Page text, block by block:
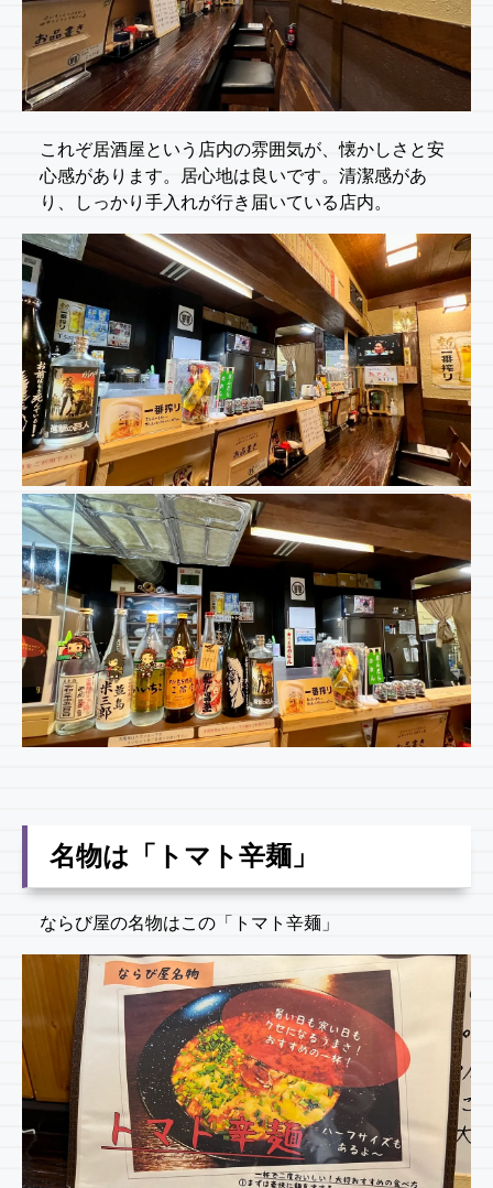
これぞ居酒屋という店内の雰囲気が、懐かしさと安
心感があります。居心地は良いです。清潔感があ
り、しっかり手入れが行き届いている店内。
名物は「トマト辛麺」
ならび屋の名物はこの「トマト辛麺」